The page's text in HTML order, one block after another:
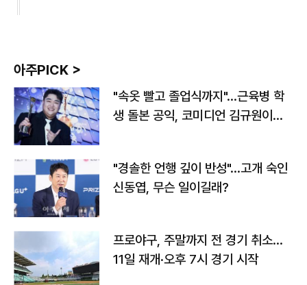
아주PICK >
"속옷 빨고 졸업식까지"…근육병 학
생 돌본 공익, 코미디언 김규원이었
"경솔한 언행 깊이 반성"…고개 숙인
신동엽, 무슨 일이길래?
프로야구, 주말까지 전 경기 취소…
11일 재개·오후 7시 경기 시작